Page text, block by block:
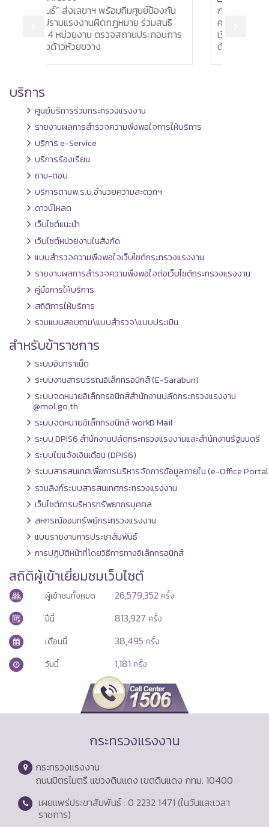
ก.แรงงาน ผนึกกำลัง 4 กระทรวง ยกระดับ
ความปลอดภัยในสถานศึกษา คุ้มครองผู้
เรียน - ฝึกงานในสถานประกอบการรอบ
ด้าน
บริการ
ศูนย์บริการร่วมกระทรวงแรงงาน
รายงานผลการสำรวจความพึงพอใจการให้บริการ
บริการ e-Service
บริการร้องเรียน
ถาม-ตอบ
บริการตามพ.ร.บ.อำนวยความสะดวกฯ
ดาวน์โหลด
เว็บไซต์แนะนำ
เว็บไซต์หน่วยงานในสังกัด
แบบสำรวจความพึงพอใจเว็บไซต์กระทรวงแรงงาน
รายงานผลการสำรวจความพึงพอใจต่อเว็บไซต์กระทรวงแรงงาน
คู่มือการให้บริการ
สถิติการให้บริการ
รวมแบบสอบถาม\แบบสำรวจ\แบบประเมิน
สำหรับข้าราชการ
ระบบอินทราเน็ต
ระบบงานสารบรรณอิเล็กทรอนิกส์ (E-Sarabun)
ระบบจดหมายอิเล็กทรอนิกส์สำนักงานปลัดกระทรวงแรงงาน
@mol.go.th
ระบบจดหมายอิเล็กทรอนิกส์ workD Mail
ระบบ DPIS6 สำนักงานปลัดกระทรวงแรงงานและสำนักงานรัฐมนตรี
ระบบใบแจ้งเงินเดือน (DPIS6)
ระบบสารสนเทศเพื่อการบริหารจัดการข้อมูลภายใน (e-Office
รวมลิงก์ระบบสารสนเทศกระทรวงแรงงาน
เว็บไซต์การบริหารทรัพยากรบุคคล
สหกรณ์ออมทรัพย์กระทรวงแรงงาน
แบบรายงานการประชาสัมพันธ์
การปฏิบัติหน้าที่โดยวิธีการทางอิเล็กทรอนิกส์
สถิติผู้เข้าเยี่ยมชมเว็บไซต์
ผู้เข้าชมทั้งหมด 26,579,352 ครั้ง
ปีนี้
813,927 ครั้ง
เดือนนี้
38,495 ครั้ง
วันนี้
1,181 ครั้ง
กระทรวงแรงงาน
กระทรวงแรงงาน
ถนนมิตรไมตรี แขวงดินแดง เขตดินแดง กทม. 10400
เผยแพร่ประชาสัมพันธ์ : 0 2232 1471 (ในวันและเวลา
ราชการ)